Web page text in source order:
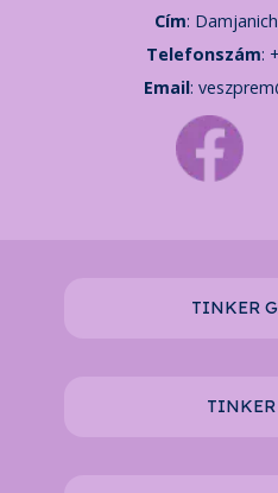
Cím:
Telefonszám:
Email:
TINKER
TINKER